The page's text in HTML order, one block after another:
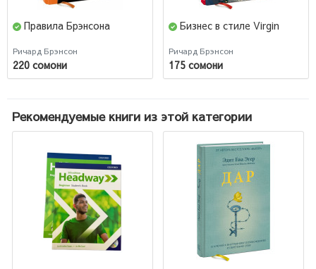
Правила Брэнсона
Ричард Брэнсон
220 сомони
Бизнес в стиле Virgin
Ричард Брэнсон
175 сомони
Рекомендуемые книги из этой категории